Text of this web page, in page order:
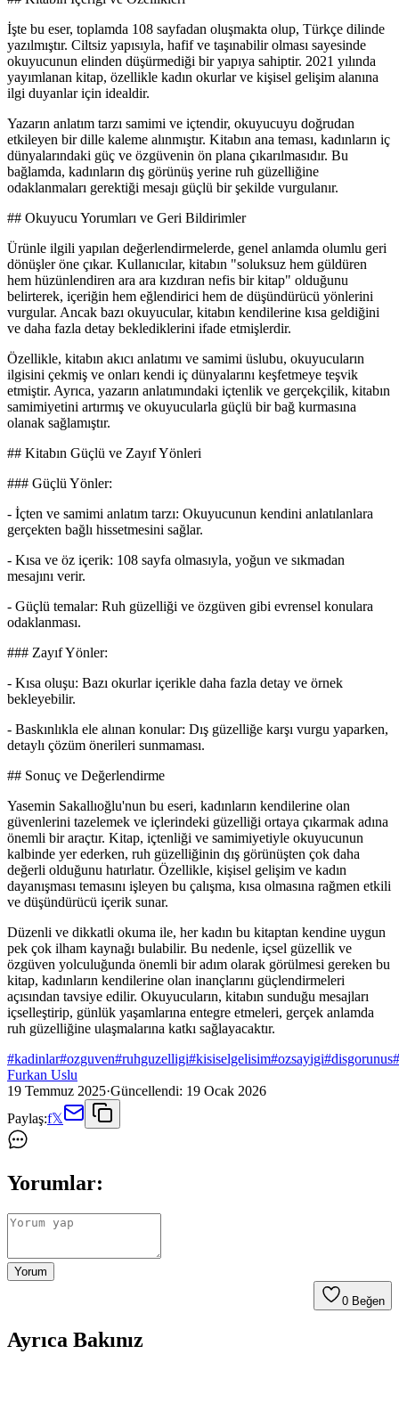
İşte bu eser, toplamda 108 sayfadan oluşmakta olup, Türkçe dilinde
yazılmıştır. Ciltsiz yapısıyla, hafif ve taşınabilir olması sayesinde
okuyucunun elinden düşürmediği bir yapıya sahiptir. 2021 yılında
yayımlanan kitap, özellikle kadın okurlar ve kişisel gelişim alanına
ilgi duyanlar için idealdir.
Yazarın anlatım tarzı samimi ve içtendir, okuyucuyu doğrudan
etkileyen bir dille kaleme alınmıştır. Kitabın ana teması, kadınların iç
dünyalarındaki güç ve özgüvenin ön plana çıkarılmasıdır. Bu
bağlamda, kadınların dış görünüş yerine ruh güzelliğine
odaklanmaları gerektiği mesajı güçlü bir şekilde vurgulanır.
## Okuyucu Yorumları ve Geri Bildirimler
Ürünle ilgili yapılan değerlendirmelerde, genel anlamda olumlu geri
dönüşler öne çıkar. Kullanıcılar, kitabın "soluksuz hem güldüren
hem hüzünlendiren ara ara kızdıran nefis bir kitap" olduğunu
belirterek, içeriğin hem eğlendirici hem de düşündürücü yönlerini
vurgular. Ancak bazı okuyucular, kitabın kendilerine kısa geldiğini
ve daha fazla detay beklediklerini ifade etmişlerdir.
Özellikle, kitabın akıcı anlatımı ve samimi üslubu, okuyucuların
ilgisini çekmiş ve onları kendi iç dünyalarını keşfetmeye teşvik
etmiştir. Ayrıca, yazarın anlatımındaki içtenlik ve gerçekçilik, kitabın
samimiyetini artırmış ve okuyucularla güçlü bir bağ kurmasına
olanak sağlamıştır.
## Kitabın Güçlü ve Zayıf Yönleri
### Güçlü Yönler:
- İçten ve samimi anlatım tarzı: Okuyucunun kendini anlatılanlara
gerçekten bağlı hissetmesini sağlar.
- Kısa ve öz içerik: 108 sayfa olmasıyla, yoğun ve sıkmadan
mesajını verir.
- Güçlü temalar: Ruh güzelliği ve özgüven gibi evrensel konulara
odaklanması.
### Zayıf Yönler:
- Kısa oluşu: Bazı okurlar içerikle daha fazla detay ve örnek
bekleyebilir.
- Baskınlıkla ele alınan konular: Dış güzelliğe karşı vurgu yaparken,
detaylı çözüm önerileri sunmaması.
## Sonuç ve Değerlendirme
Yasemin Sakallıoğlu'nun bu eseri, kadınların kendilerine olan
güvenlerini tazelemek ve içlerindeki güzelliği ortaya çıkarmak adına
önemli bir araçtır. Kitap, içtenliği ve samimiyetiyle okuyucunun
kalbinde yer ederken, ruh güzelliğinin dış görünüşten çok daha
değerli olduğunu hatırlatır. Özellikle, kişisel gelişim ve kadın
dayanışması temasını işleyen bu çalışma, kısa olmasına rağmen etkili
ve düşündürücü içerik sunar.
Düzenli ve dikkatli okuma ile, her kadın bu kitaptan kendine uygun
pek çok ilham kaynağı bulabilir. Bu nedenle, içsel güzellik ve
özgüven yolculuğunda önemli bir adım olarak görülmesi gereken bu
kitap, kadınların kendilerine olan inançlarını güçlendirmeleri
açısından tavsiye edilir. Okuyucuların, kitabın sunduğu mesajları
içselleştirip, günlük yaşamlarına entegre etmeleri, gerçek anlamda
ruh güzelliğine ulaşmalarına katkı sağlayacaktır.
#kadinlar#ozguven#ruhguzelligi#kisiselgelisim#ozsayigi#disgorunus#
Furkan Uslu
19 Temmuz 2025·Güncellendi: 19 Ocak 2026
Paylaş:f𝕏
Yorumlar:
Yorum
0 Beğen
Ayrıca Bakınız